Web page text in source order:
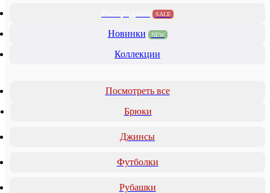
SALE
Новинки NEW
Коллекции
Посмотреть все
Брюки
Джинсы
Футболки
Рубашки